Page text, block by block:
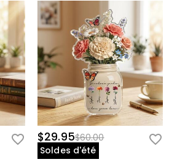
$29.95$60.00
Soldes d'été